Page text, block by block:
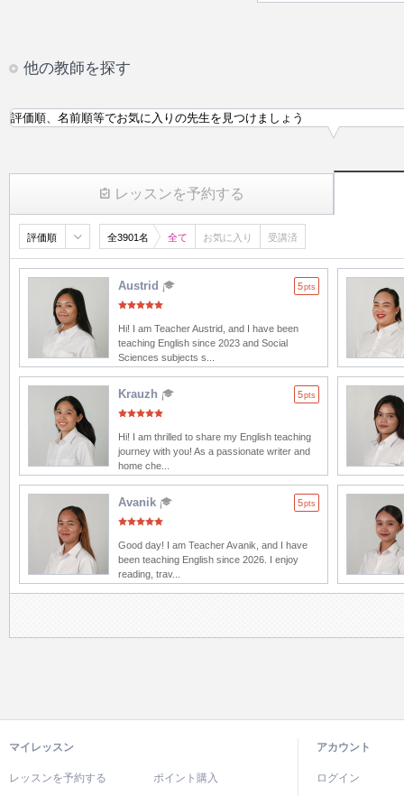
他の教師を探す
レッスンを予約する
評価順、名前順等でお気に入りの先生を見つけましょう
評価順 全3901名 全て お気に入り 受講済
Austrid 5pts
Hi! I am Teacher Austrid, and I have been
teaching English since 2023 and Social
Sciences subjects s...
Krauzh 5pts
Hi! I am thrilled to share my English teaching
journey with you! As a passionate writer and
home che...
Avanik 5pts
Good day! I am Teacher Avanik, and I have
been teaching English since 2026. I enjoy
reading, trav...
マイレッスン
レッスンを予約する ポイント購入
アカウント
ログイン